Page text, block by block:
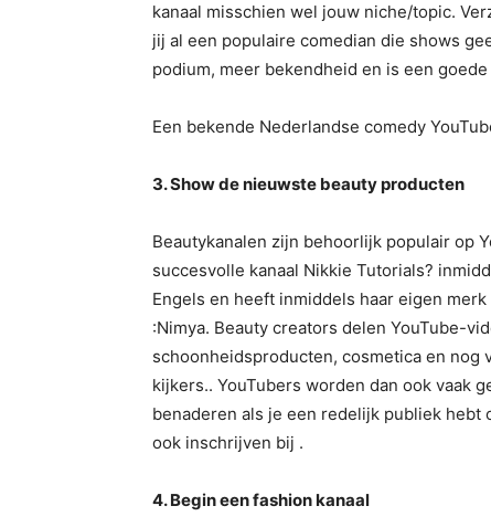
kanaal misschien wel jouw niche/topic.
jij al een populaire comedian die shows
podium, meer bekendheid en is een
Een bekende Nederlandse comedy
3. Show de nieuwste beauty producten
Beautykanalen zijn behoorlijk populair op
succesvolle kanaal Nikkie Tutorials?
Engels en heeft inmiddels haar eigen merk
:Nimya. Beauty creators delen YouTube-
schoonheidsproducten, cosmetica en nog
kijkers.. YouTubers worden dan ook vaak
benaderen als je een redelijk publiek hebt
ook inschrijven bij .
4. Begin een fashion kanaal